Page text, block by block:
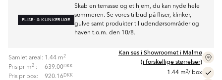
FLISE- & KLINKERUGE
Skab en terrasse og et hjem, du kan nyde hele
sommeren. Se vores tilbud på fliser, klinker,
gulve samt produkter til udendørsområder og
haven t.o.m. den 10/8.
Samlet areal: 1.44 m 2
Pris pr m 2 : 639.00DKK
Pris pr box: 920.16DKK
Kan ses i Showroomet i Malmø
(i forskellige størrelser)
1.44 m2/ box